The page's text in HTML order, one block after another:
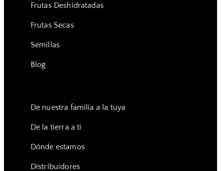
Frutas Deshidratadas
Frutas Secas
Semillas
Blog
De nuestra familia a la tuya
De la tierra a ti
Dónde estamos
Distribuidores